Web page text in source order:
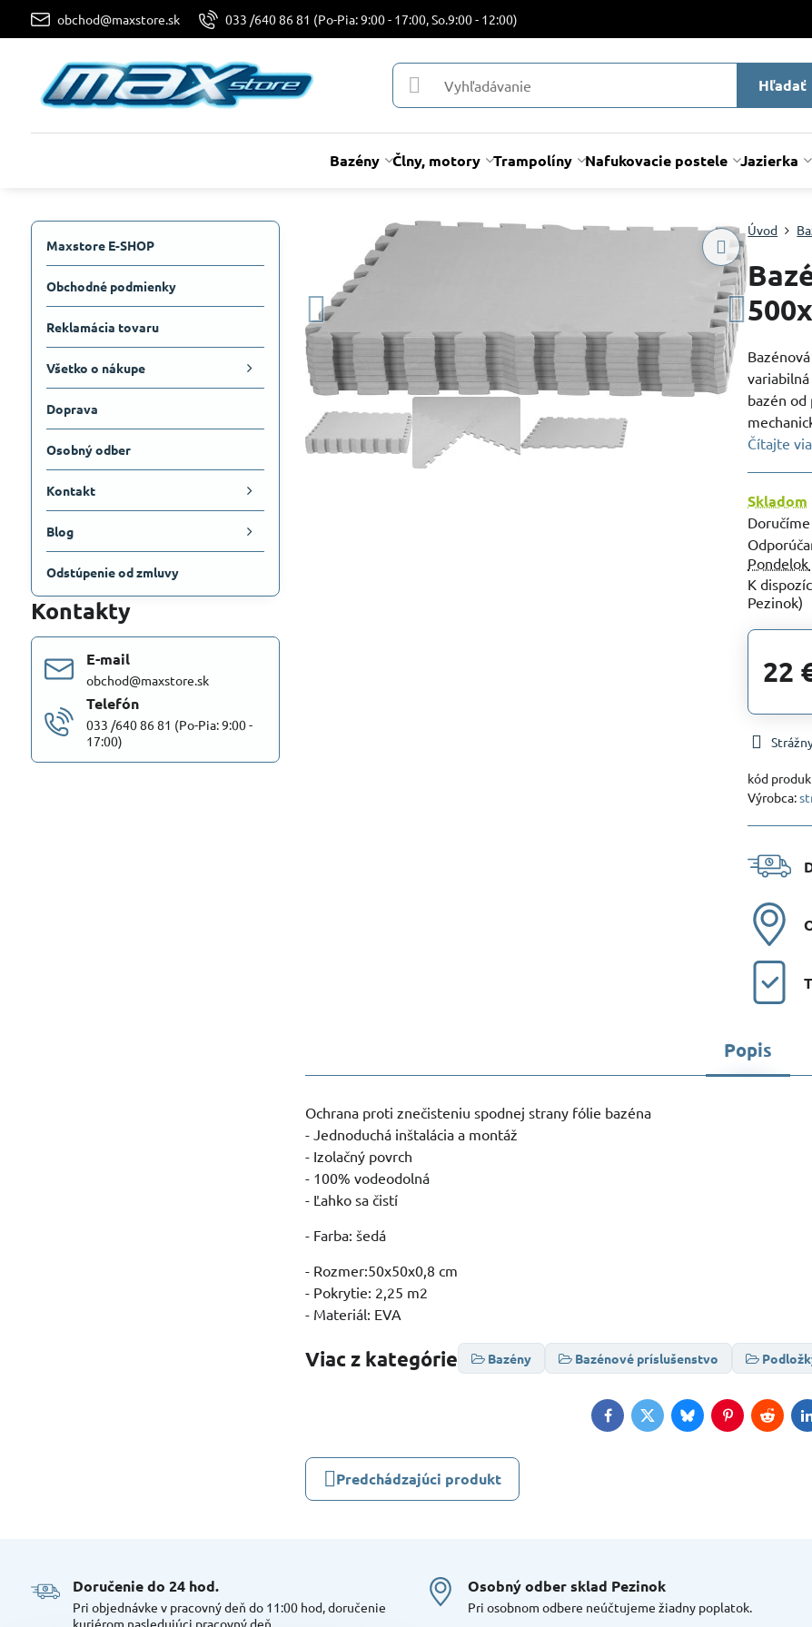
obchod@maxstore.sk 033 /640 86 81 (Po-Pia: 9:00 - 17:00, So.9:00 - 12:00)
Hľadať
Bazény Člny, motory Trampolíny Nafukovacie postele Jazierka
Úvod
bazén od
Čítajte
Skladom
Pondelok
Pezinok)
22
kód
Výrobca:
Popis
Ochrana proti znečisteniu spodnej strany fólie bazéna
- Jednoduchá inštalácia a montáž
- Izolačný povrch
- 100% vodeodolná
- Ľahko sa čistí
- Farba: šedá
- Rozmer:50x50x0,8 cm
- Pokrytie: 2,25 m2
- Materiál: EVA
Viac z kategórie Bazény Bazénové príslušenstvo
FacebookTwitterBlueskyPinterestReddit
Predchádzajúci produkt
Maxstore E-SHOP
Obchodné podmienky
Reklamácia tovaru
Všetko o nákupe
Doprava
Osobný odber
Kontakt
Blog
Odstúpenie od zmluvy
Kontakty
E-mail
obchod@maxstore.sk
Telefón
033 /640 86 81 (Po-Pia: 9:00 -
17:00)
Doručenie do 24 hod​.
Pri objednávke v pracovný deň do 11:00 hod, doručenie
kuriérom nasledujúci pracovný deň.
Osobný odber sklad Pezinok
Pri osobnom odbere neúčtujeme žiadny poplatok.